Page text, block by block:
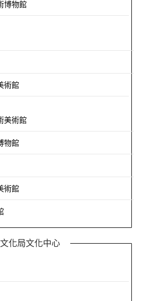
博物館
術館
美術館
物館
術館
文化局文化中心